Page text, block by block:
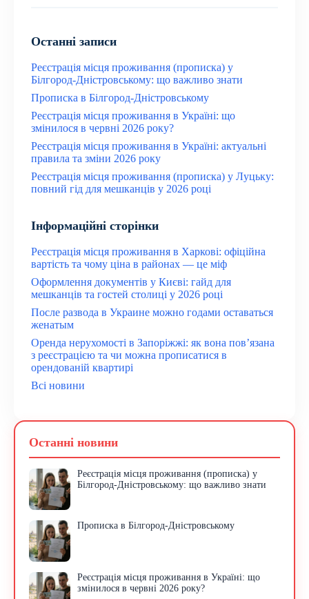
Останні записи
Реєстрація місця проживання (прописка) у
Білгород-Дністровському: що важливо знати
Прописка в Білгород-Дністровському
Реєстрація місця проживання в Україні: що
змінилося в червні 2026 року?
Реєстрація місця проживання в Україні: актуальні
правила та зміни 2026 року
Реєстрація місця проживання (прописка) у Луцьку:
повний гід для мешканців у 2026 році
Інформаційні сторінки
Реєстрація місця проживання в Харкові: офіційна
вартість та чому ціна в районах — це міф
Оформлення документів у Києві: гайд для
мешканців та гостей столиці у 2026 році
После развода в Украине можно годами оставаться
женатым
Оренда нерухомості в Запоріжжі: як вона пов’язана
з реєстрацією та чи можна прописатися в
орендованій квартирі
Всі новини
Останні новини
Реєстрація місця проживання (прописка) у
Білгород-Дністровському: що важливо знати
Прописка в Білгород-Дністровському
Реєстрація місця проживання в Україні: що
змінилося в червні 2026 року?